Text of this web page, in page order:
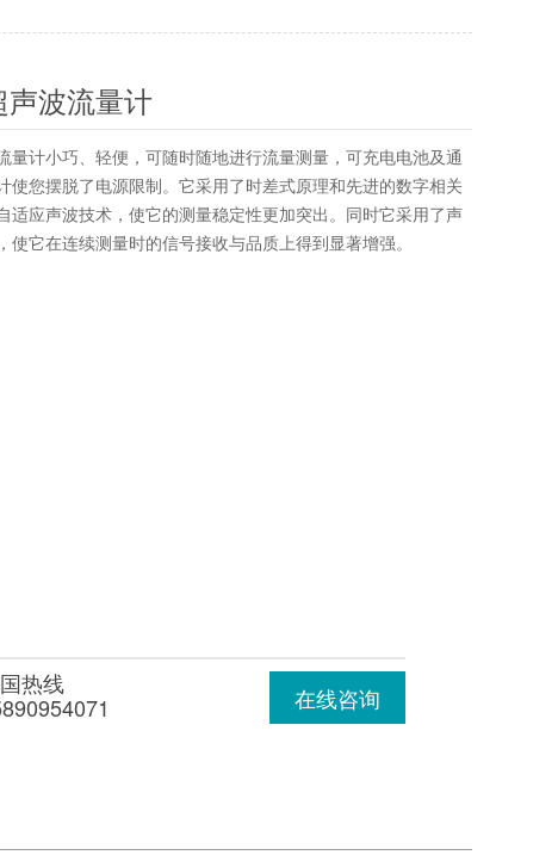
波流量计
量计小巧、轻便，可随时随地进行流量测量，可充电电池及通
使您摆脱了电源限制。它采用了时差式原理和先进的数字相关
适应声波技术，使它的测量稳定性更加突出。同时它采用了声
使它在连续测量时的信号接收与品质上得到显著增强。
在线咨询
热线